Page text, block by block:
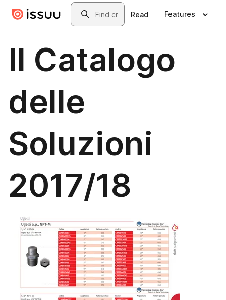
Skip to main contentSearch
Read Features
Il Catalogo
delle
Soluzioni
2017/18